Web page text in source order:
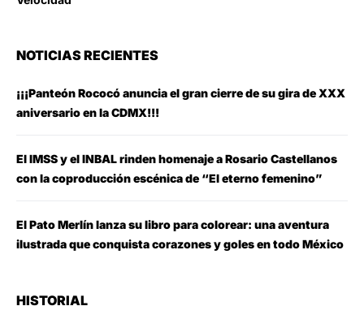
NOTICIAS RECIENTES
¡¡¡Panteón Rococó anuncia el gran cierre de su gira de XXX
aniversario en la CDMX!!!
El IMSS y el INBAL rinden homenaje a Rosario Castellanos
con la coproducción escénica de “El eterno femenino”
El Pato Merlín lanza su libro para colorear: una aventura
ilustrada que conquista corazones y goles en todo México
HISTORIAL